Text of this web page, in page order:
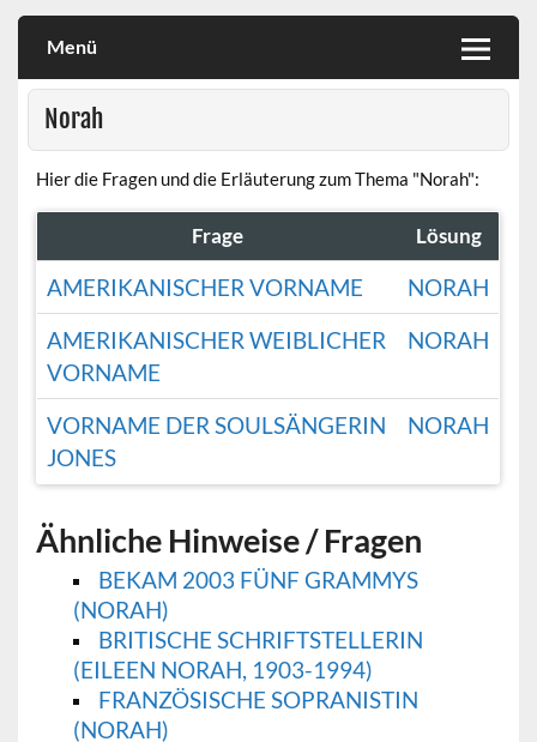
Menü
Norah
Hier die Fragen und die Erläuterung zum Thema "Norah":
Frage Lösung
AMERIKANISCHER VORNAME
NORAH
AMERIKANISCHER WEIBLICHER
VORNAME
NORAH
VORNAME DER SOULSÄNGERIN
JONES
NORAH
Ähnliche Hinweise / Fragen
BEKAM 2003 FÜNF GRAMMYS
(NORAH)
BRITISCHE SCHRIFTSTELLERIN
(EILEEN NORAH, 1903-1994)
FRANZÖSISCHE SOPRANISTIN
(NORAH)